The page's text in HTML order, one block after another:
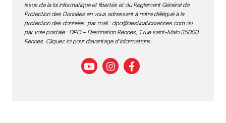
issus de la loi informatique et libertés et du Règlement Général de
Protection des Données en vous adressant à notre délégué à la
protection des données par mail : dpo@destinationrennes.comou
par voie postale : DPO – Destination Rennes, 1 rue saint-Malo 35000
Rennes. Cliquez ici pour davantage d’informations.